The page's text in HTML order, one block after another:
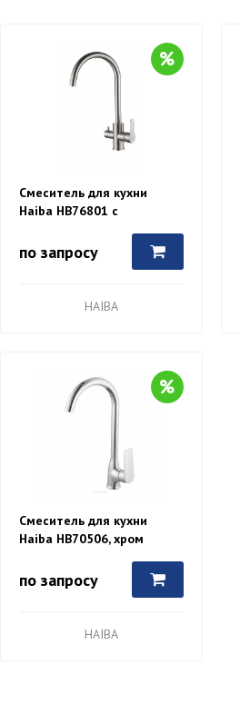
Смеситель для кухни
Haiba HB76801 с
для питьевой воды, сталь
по запросу
HAIBA
Смеситель для кухни
Haiba HB70506, хром
по запросу
HAIBA